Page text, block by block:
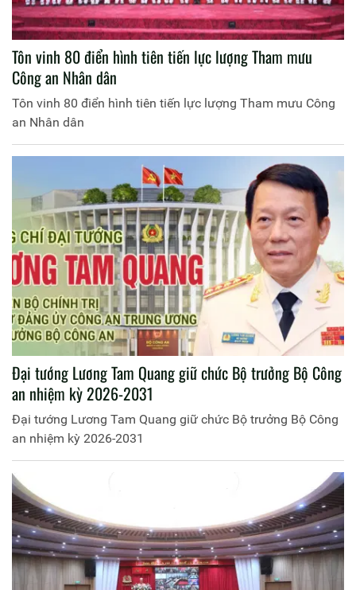
Tôn vinh 80 điển hình tiên tiến lực lượng Tham mưu
Công an Nhân dân
Tôn vinh 80 điển hình tiên tiến lực lượng Tham mưu Công
an Nhân dân
Đại tướng Lương Tam Quang giữ chức Bộ trưởng Bộ Công
an nhiệm kỳ 2026-2031
Đại tướng Lương Tam Quang giữ chức Bộ trưởng Bộ Công
an nhiệm kỳ 2026-2031